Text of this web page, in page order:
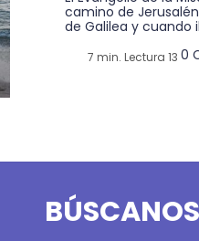
camino de
de Galilea y cuando
7 min. Lectura 13 0